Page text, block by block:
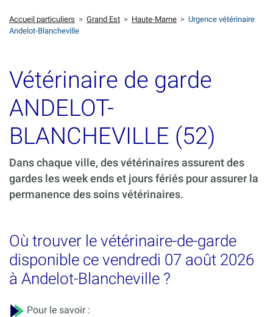
Accueil particuliers > Grand Est > Haute-Marne > Urgence vétérinaire
Andelot-Blancheville
Vétérinaire de garde
ANDELOT-
BLANCHEVILLE (52)
Dans chaque ville, des vétérinaires assurent des
gardes les week ends et jours fériés pour assurer la
permanence des soins vétérinaires.
Où trouver le vétérinaire-de-garde
disponible ce vendredi 07 août 2026
à Andelot-Blancheville ?
Pour le savoir :